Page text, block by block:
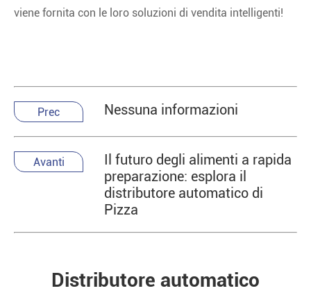
viene fornita con le loro soluzioni di vendita intelligenti!
Prec Nessuna informazioni
Avanti
Il futuro degli alimenti a rapida
preparazione: esplora il
distributore automatico di
Pizza
Distributore automatico